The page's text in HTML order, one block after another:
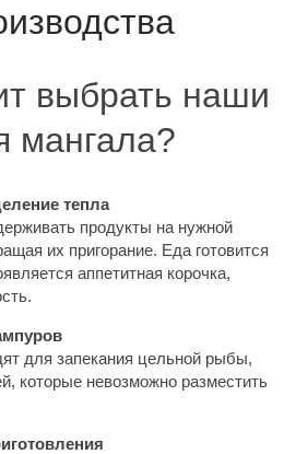
выбрать наши
мангала?
тепла
продукты на нужной
их пригорание. Еда готовится
аппетитная корочка,
для запекания цельной рыбы,
которые невозможно разместить